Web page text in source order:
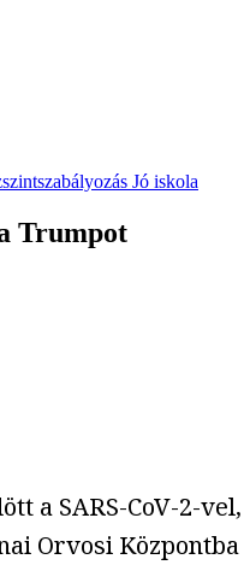
Jó iskola
Trumpot
a SARS-CoV-2-
Orvosi